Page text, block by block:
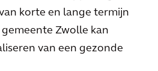
korte en lange termijn
Zwolle kan
van een gezonde